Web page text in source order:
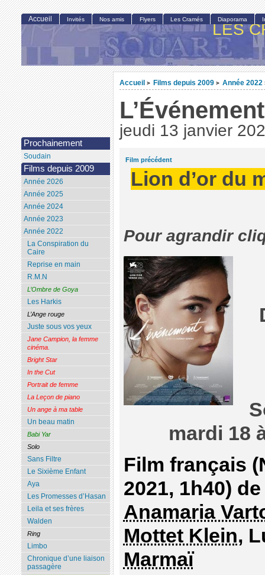
LES
Accueil > Films depuis 2009 > Année 2022
L’Événement
jeudi 13 janvier
Film précédent
Lion d’or du
Pour agrandir
mardi 18
Film français
2021, 1h40)
Anamaria
Mottet Klein,
Marmaï
Accueil Invités Nos amis Flyers Les Cramés Diaporama
Prochainement
Soudain
Films depuis 2009
Année 2026
Année 2025
Année 2024
Année 2023
Année 2022
La Conspiration du
Caire
Reprise en main
R.M.N
L’Ombre de Goya
Les Harkis
L’Ange rouge
Juste sous vos yeux
Jane Campion, la femme
cinéma.
Bright Star
In the Cut
Portrait de femme
La Leçon de piano
Un ange à ma table
Un beau matin
Babi Yar
Solo
Sans Filtre
Le Sixième Enfant
Aya
Les Promesses d’Hasan
Leila et ses frères
Walden
Ring
Limbo
Chronique d’une liaison
passagère